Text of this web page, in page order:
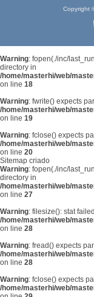
Copyright
Warning: fopen(./inc/
directory in
/home/masterhi/web/
on line 18
Warning: fwrite() expects
/home/masterhi/web/
on line 19
Warning: fclose() expects
/home/masterhi/web/
on line 20
Sitemap criado
Warning: fopen(./inc/
directory in
/home/masterhi/web/
on line 27
Warning: filesize(): stat
/home/masterhi/web/
on line 28
Warning: fread() expects
/home/masterhi/web/
on line 28
Warning: fclose() expects
/home/masterhi/web/